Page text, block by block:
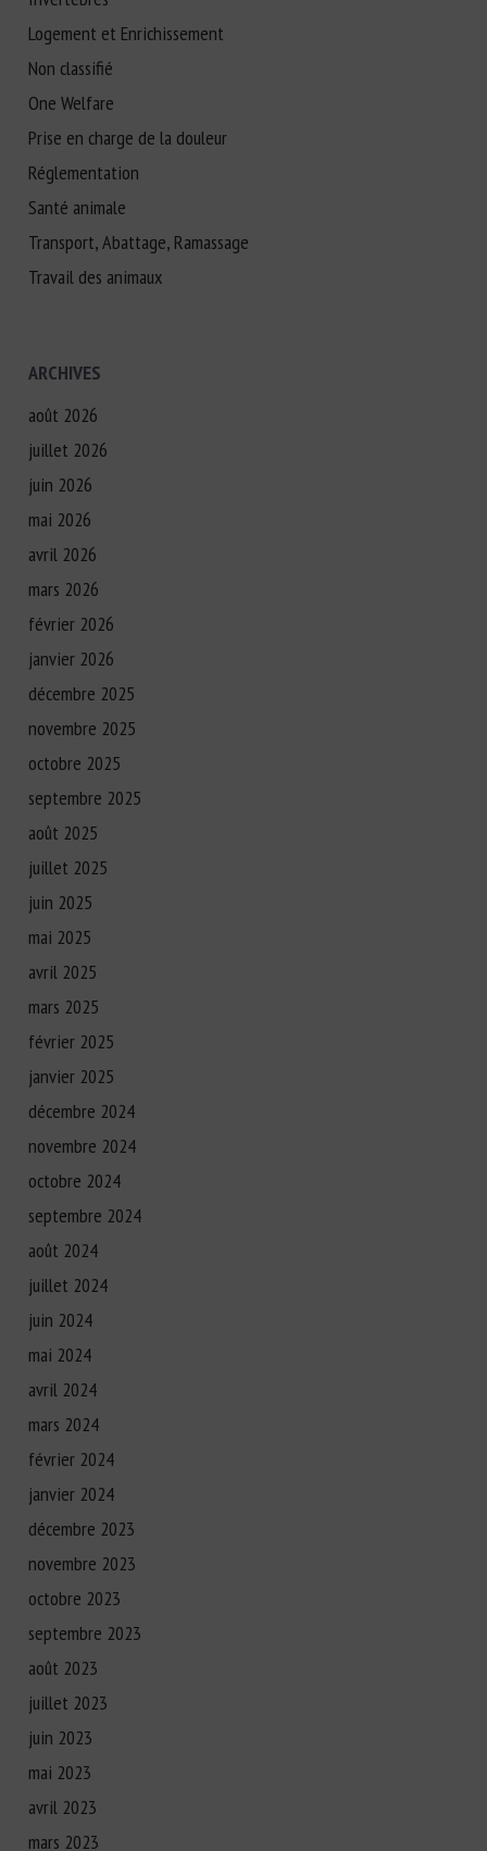
Logement et Enrichissement
Non classifié
One Welfare
Prise en charge de la douleur
Réglementation
Santé animale
Transport, Abattage, Ramassage
Travail des animaux
ARCHIVES
août 2026
juillet 2026
juin 2026
mai 2026
avril 2026
mars 2026
février 2026
janvier 2026
décembre 2025
novembre 2025
octobre 2025
septembre 2025
août 2025
juillet 2025
juin 2025
mai 2025
avril 2025
mars 2025
février 2025
janvier 2025
décembre 2024
novembre 2024
octobre 2024
septembre 2024
août 2024
juillet 2024
juin 2024
mai 2024
avril 2024
mars 2024
février 2024
janvier 2024
décembre 2023
novembre 2023
octobre 2023
septembre 2023
août 2023
juillet 2023
juin 2023
mai 2023
avril 2023
mars 2023